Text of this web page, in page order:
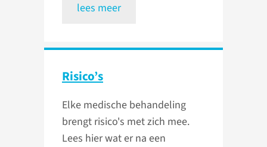
lees meer
Risico’s
Elke medische behandeling
brengt risico's met zich mee.
Lees hier wat er na een